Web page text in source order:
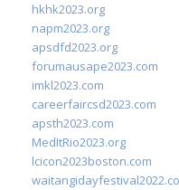
hkhk2023.org
napm2023.org
apsdfd2023.org
forumausape2023.com
imkl2023.com
careerfaircsd2023.com
apsth2023.com
MedItRio2023.org
lcicon2023boston.com